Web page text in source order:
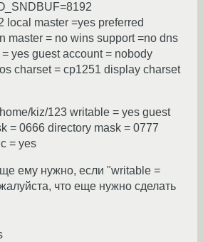
local master =yes preferred
master = no wins support =no dns
yes guest account = nobody
charset = cp1251 display charset
kiz/123 writable = yes guest
= 0666 directory mask = 0777
= yes
ему нужно, если "writable =
что еще нужно сделать